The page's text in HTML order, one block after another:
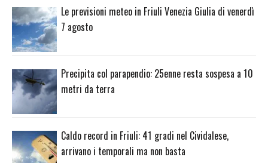
Le previsioni meteo in Friuli Venezia Giulia di venerdì
7 agosto
Precipita col parapendio: 25enne resta sospesa a 10
metri da terra
Caldo record in Friuli: 41 gradi nel Cividalese,
arrivano i temporali ma non basta